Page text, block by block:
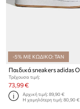
-5% ΜΕ ΚΩΔΙΚΟ: TAN
Τρέχουσα τιμή:
73,99 €
Αρχική τιμή:89,90 €
Η χαμηλότερη τιμή:80,90 €